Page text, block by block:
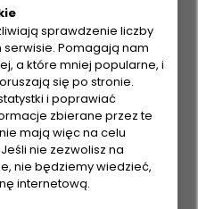
sprawdzenie liczby
serwisie. Pomagają nam
a które mniej popularne, i
się po stronie.
i poprawiać
zbierane przez te
mają więc na celu
nie zezwolisz na
nie będziemy wiedzieć,
internetową.